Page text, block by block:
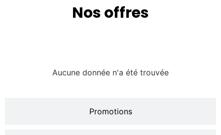
Nos offres
Promotions
Aucune donnée n'a été trouvée